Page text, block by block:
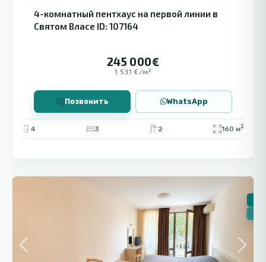
4-комнатный пентхаус на первой линии в
Святом Власе ID: 107164
245 000€
1 531 €/м²
Позвонить WhatsApp
4 3 2 160 м2
Previous Next